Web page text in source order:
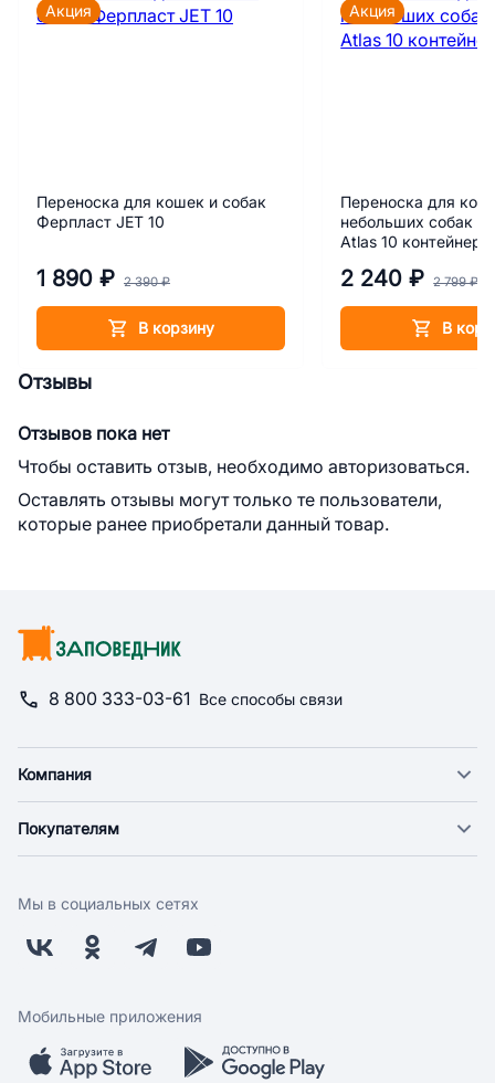
Переноска для кошек и собак
Ферпласт JET 10
1 890 ₽ 2 390 ₽
В корзину
Акция
Переноска для
небольших собак
Atlas 10 контейнер
2 240 ₽ 2 799 ₽
В
Акция
Отзывы
Отзывов пока нет
Чтобы оставить отзыв, необходимо авторизоваться.
Оставлять отзывы могут только те пользователи,
которые ранее приобретали данный товар.
8 800 333-03-61 Все способы связи
Компания
Новости
Поставщикам
Заводчикам
Обратная связь
Покупателям
Оплата
Бонусная программа
Скидки и акции
Мобильное приложение
Мы в социальных сетях
Мобильные приложения